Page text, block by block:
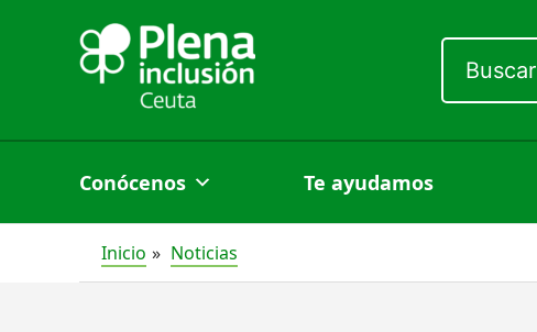
contenido
por:
Conócenos Te ayudamos
Inicio Noticias